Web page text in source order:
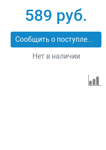
589 руб.
Сообщить о поступлении
Нет в наличии